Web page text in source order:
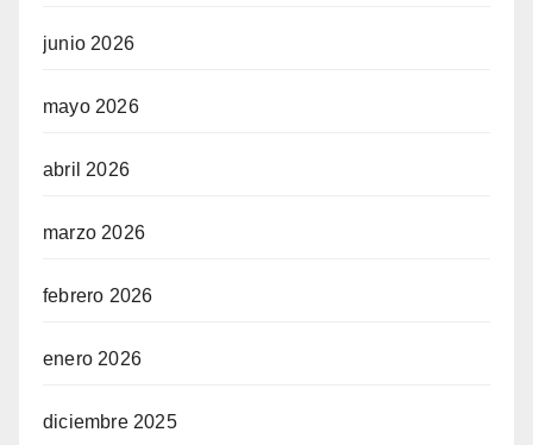
junio 2026
mayo 2026
abril 2026
marzo 2026
febrero 2026
enero 2026
diciembre 2025